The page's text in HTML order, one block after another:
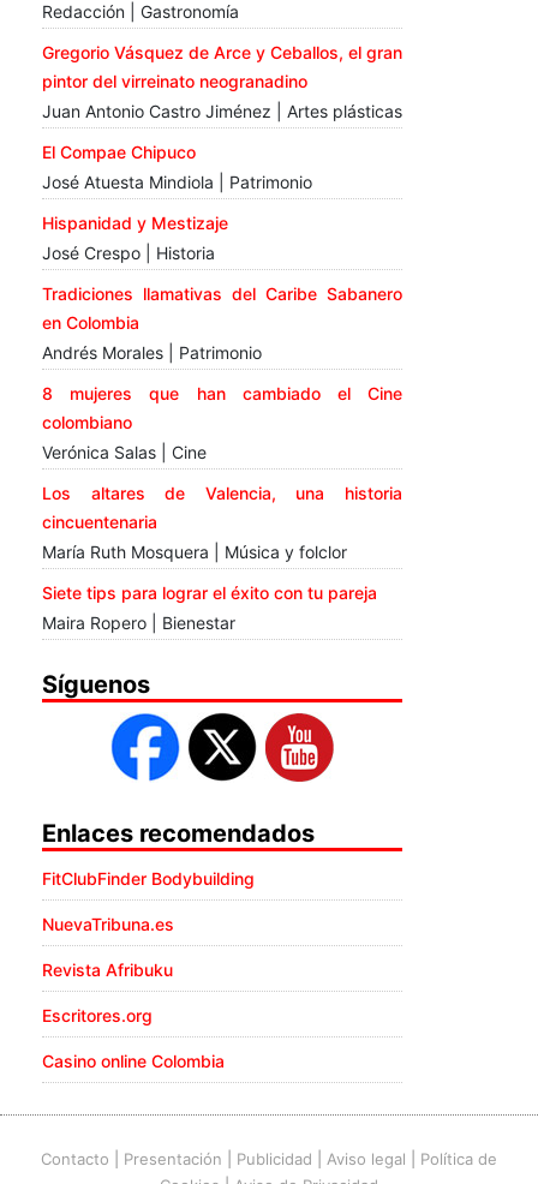
Redacción | Gastronomía
Gregorio Vásquez de Arce y Ceballos, el gran
pintor del virreinato neogranadino
Juan Antonio Castro Jiménez | Artes plásticas
El Compae Chipuco
José Atuesta Mindiola | Patrimonio
Hispanidad y Mestizaje
José Crespo | Historia
Tradiciones llamativas del Caribe Sabanero
en Colombia
Andrés Morales | Patrimonio
8 mujeres que han cambiado el Cine
colombiano
Verónica Salas | Cine
Los altares de Valencia, una historia
cincuentenaria
María Ruth Mosquera | Música y folclor
Siete tips para lograr el éxito con tu pareja
Maira Ropero | Bienestar
Síguenos
Enlaces recomendados
FitClubFinder Bodybuilding
NuevaTribuna.es
Revista Afribuku
Escritores.org
Casino online Colombia
Contacto Presentación Publicidad Aviso legal
Política de